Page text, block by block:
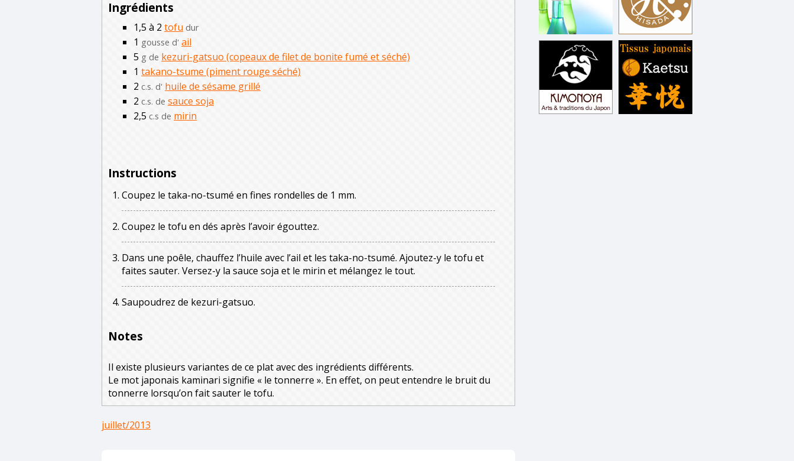
Ingrédients
1,5 à 2 tofu dur
1 gousse d' ail
5 g de kezuri-gatsuo (copeaux de filet de bonite fumé et séché)
1 takano-tsume (piment rouge séché)
2 c.s. d' huile de sésame grillé
2 c.s. de sauce soja
2,5 c.s de mirin
Instructions
Coupez le taka-no-tsumé en fines rondelles de 1 mm.
Coupez le tofu en dés après l’avoir égouttez.
Dans une poêle, chauffez l’huile avec l’ail et les taka-no-tsumé. Ajoutez-y le tofu et
faites sauter. Versez-y la sauce soja et le mirin et mélangez le tout.
Saupoudrez de kezuri-gatsuo.
Notes
Il existe plusieurs variantes de ce plat avec des ingrédients différents.
Le mot japonais kaminari signifie « le tonnerre ». En effet, on peut entendre le bruit du
tonnerre lorsqu’on fait sauter le tofu.
juillet/2013